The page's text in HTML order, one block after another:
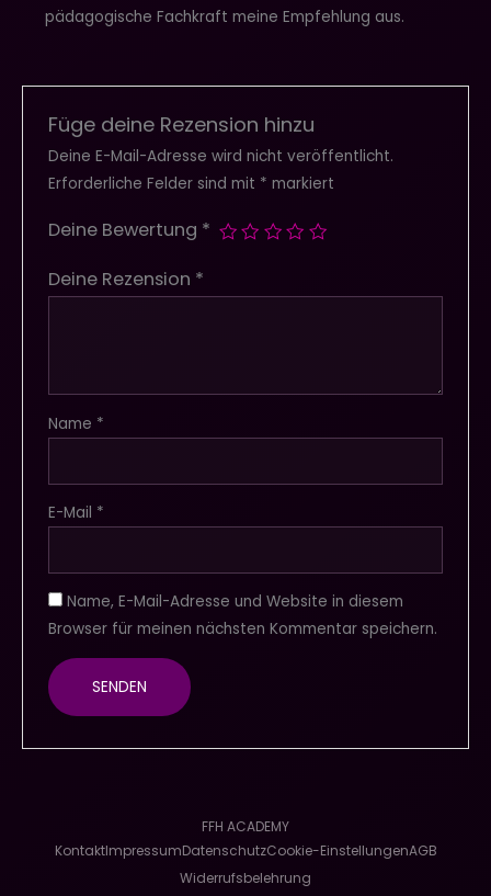
pädagogische Fachkraft meine Empfehlung aus.
Füge deine Rezension hinzu
Deine E-Mail-Adresse wird nicht veröffentlicht.
Erforderliche Felder sind mit * markiert
Deine Bewertung *
Deine Rezension *
Name *
E-Mail *
Name, E-Mail-Adresse und Website in diesem
Browser für meinen nächsten Kommentar speichern.
FFH ACADEMY
KontaktImpressumDatenschutzCookie-EinstellungenAGB
Widerrufsbelehrung